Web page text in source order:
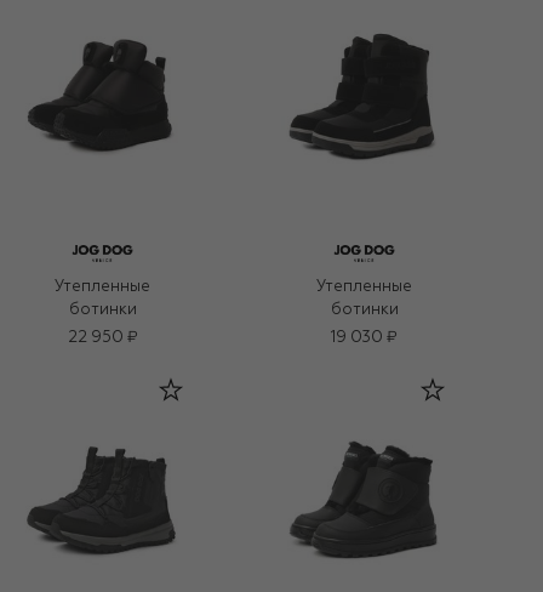
Утепленные
ботинки
22 950 ₽
Утепленные
ботинки
19 030 ₽